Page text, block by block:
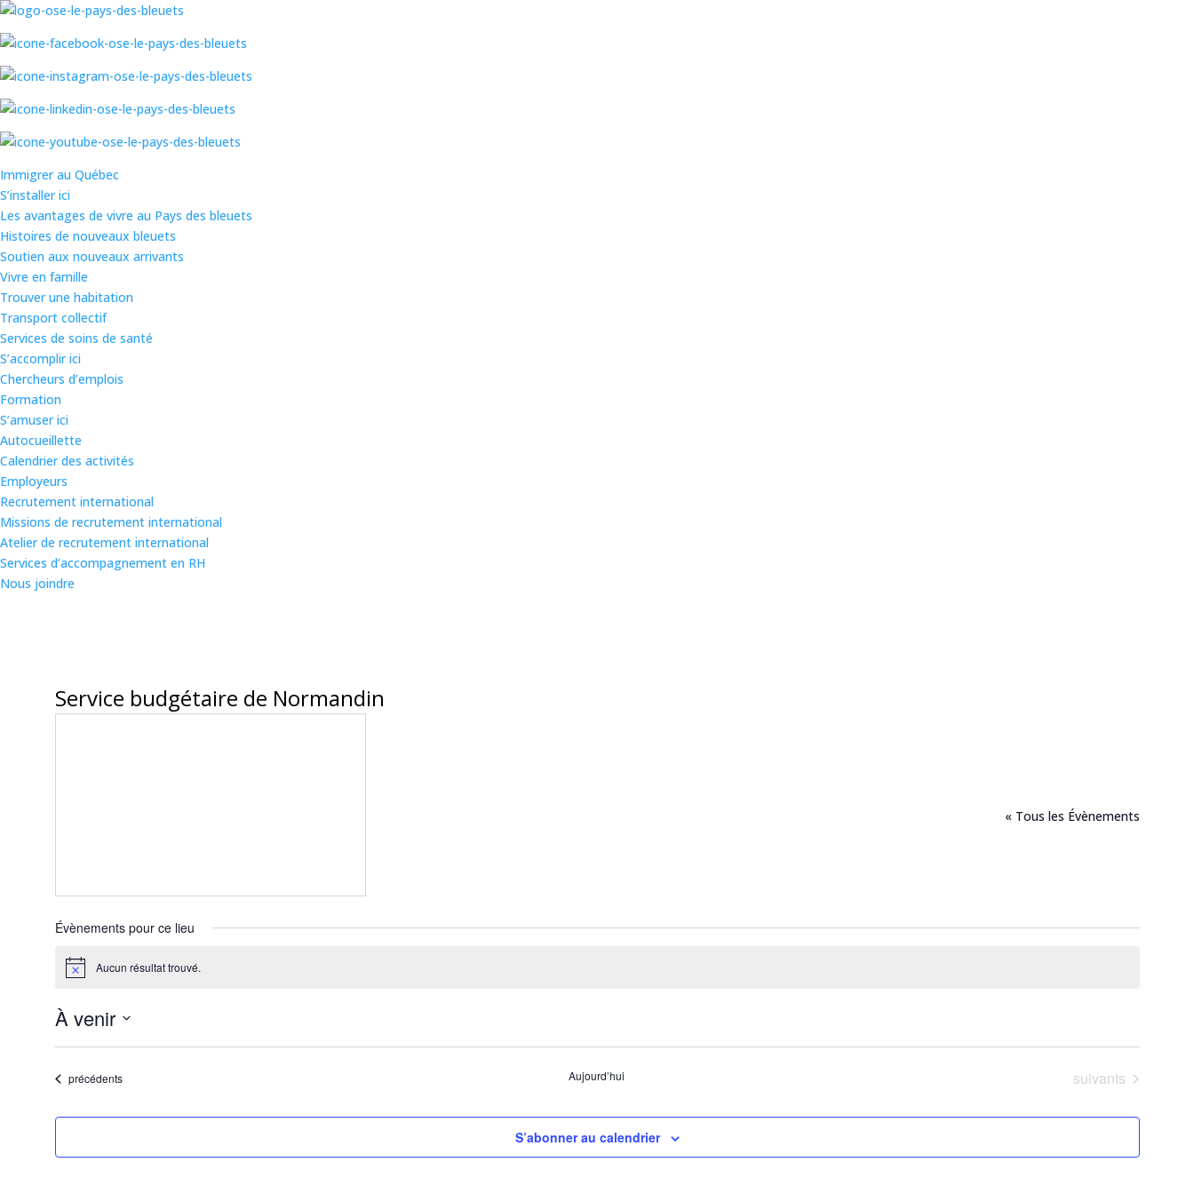
Immigrer au Québec
S’installer ici
Les avantages de vivre au Pays des bleuets
Histoires de nouveaux bleuets
Soutien aux nouveaux arrivants
Vivre en famille
Trouver une habitation
Transport collectif
Services de soins de santé
S’accomplir ici
Chercheurs d’emplois
Formation
S’amuser ici
Autocueillette
Calendrier des activités
Employeurs
Recrutement international
Missions de recrutement international
Atelier de recrutement international
Services d’accompagnement en RH
Nous joindre
Service budgétaire de Normandin
« Tous les Évènements
Évènements pour ce lieu
Notice Aucun résultat trouvé.
À venir
date.Évènements
précédents Aujourd’hui Évènements
suivants
S’abonner au calendrier